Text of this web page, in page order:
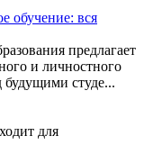
обучение: вся
предлагает
и личностного
будущими студе...